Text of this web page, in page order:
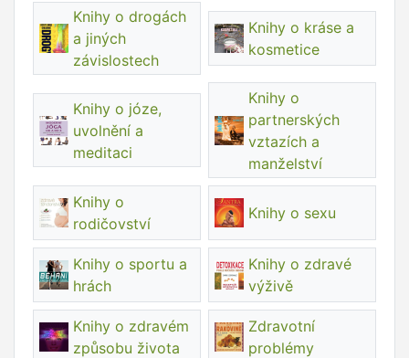
Knihy o drogách
a jiných
závislostech
Knihy o kráse a
kosmetice
Knihy o józe,
uvolnění a
meditaci
Knihy o
partnerských
vztazích a
manželství
Knihy o
rodičovství
Knihy o sexu
Knihy o sportu a
hrách
Knihy o zdravé
výživě
Knihy o zdravém
způsobu života
Zdravotní
problémy